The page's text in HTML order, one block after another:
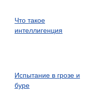
Что такое
интеллигенция
Испытание в грозе и
буре